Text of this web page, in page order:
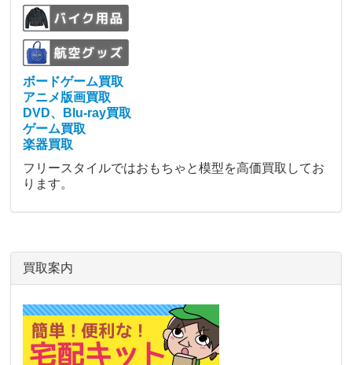
ボードゲーム買取
アニメ版画買取
DVD、Blu-ray買取
ゲーム買取
楽器買取
フリースタイルではおもちゃと模型を高価買取してお
ります。
買取案内